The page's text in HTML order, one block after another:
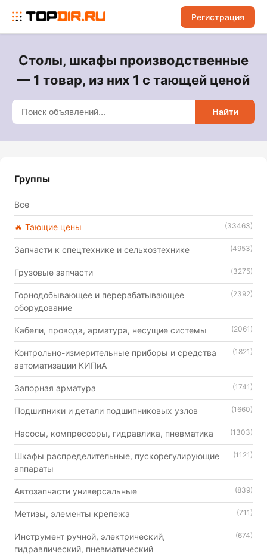
Регистрация
Столы, шкафы производственные
— 1 товар, из них 1 с тающей ценой
Найти
Группы
Все
🔥 Тающие цены (33463)
Запчасти к спецтехнике и сельхозтехнике (4953)
Грузовые запчасти (3275)
Горнодобывающее и перерабатывающее
оборудование
(2392)
Кабели, провода, арматура, несущие системы (2061)
Контрольно-измерительные приборы и средства
автоматизации КИПиА
(1821)
Запорная арматура (1741)
Подшипники и детали подшипниковых узлов (1660)
Насосы, компрессоры, гидравлика, пневматика (1303)
Шкафы распределительные, пускорегулирующие
аппараты
(1121)
Автозапчасти универсальные (839)
Метизы, элементы крепежа (711)
Инструмент ручной, электрический,
гидравлический, пневматический
(674)